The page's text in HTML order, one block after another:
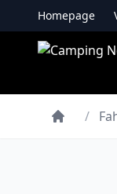
Homepage
/